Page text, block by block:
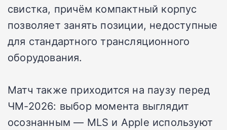
свистка, причём компактный корпус
позволяет занять позиции, недоступные
для стандартного трансляционного
оборудования.
Матч также приходится на паузу перед
ЧМ-2026: выбор момента выглядит
осознанным — MLS и Apple используют